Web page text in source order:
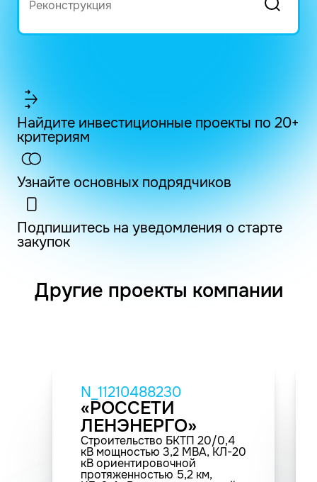
Найдите инвестиционные проекты по 20+
критериям
Узнайте основных подрядчиков
Подпишитесь на уведомления о старте
закупок
Другие проекты компании
N_11210488230
«РОССЕТИ
ЛЕНЭНЕРГО»
Строительство БКТП 20/0,4
кВ мощностью 3,2 МВА, КЛ-20
кВ ориентировочной
протяженностью 5,2 км,